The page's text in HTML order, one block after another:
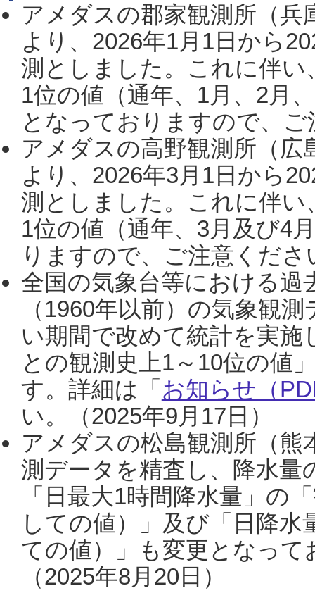
アメダスの郡家観測所（
より、2026年1月1日から
測としました。これに伴い
1位の値（通年、1月、2月
となっておりますので、
アメダスの高野観測所（
より、2026年3月1日から
測としました。これに伴い
1位の値（通年、3月及び4
りますので、ご注意くだ
全国の気象台等における過
（1960年以前）の気象観
い期間で改めて統計を実
との観測史上1～10位の値
す。詳細は「 お知らせ（
い。（2025年9月17日）
アメダスの松島観測所（熊
測データを精査し、降水
「日最大1時間降水量」の
しての値）」及び「日降
ての値）」も変更となっ
（2025年8月20日）